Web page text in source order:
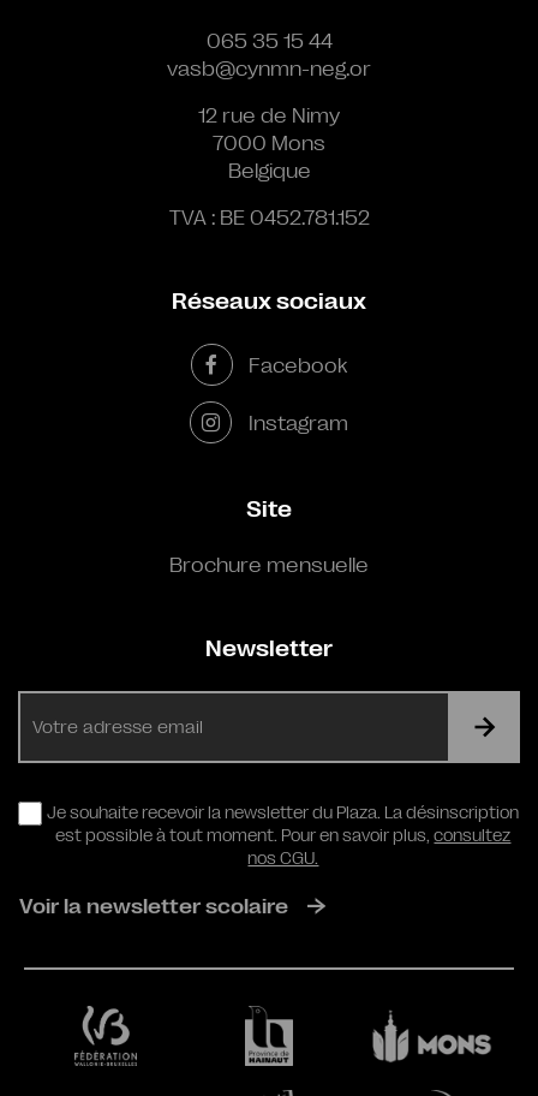
065 35 15 44
vasb@cynmn-neg.or
12 rue de Nimy
7000 Mons
Belgique
TVA : BE 0452.781.152
Réseaux sociaux
Facebook
Instagram
Site
Brochure mensuelle
Newsletter
RGPD
Je souhaite recevoir la newsletter du Plaza. La désinscription
est possible à tout moment. Pour en savoir plus,consultez
nos CGU.
Voir la newsletter scolaire